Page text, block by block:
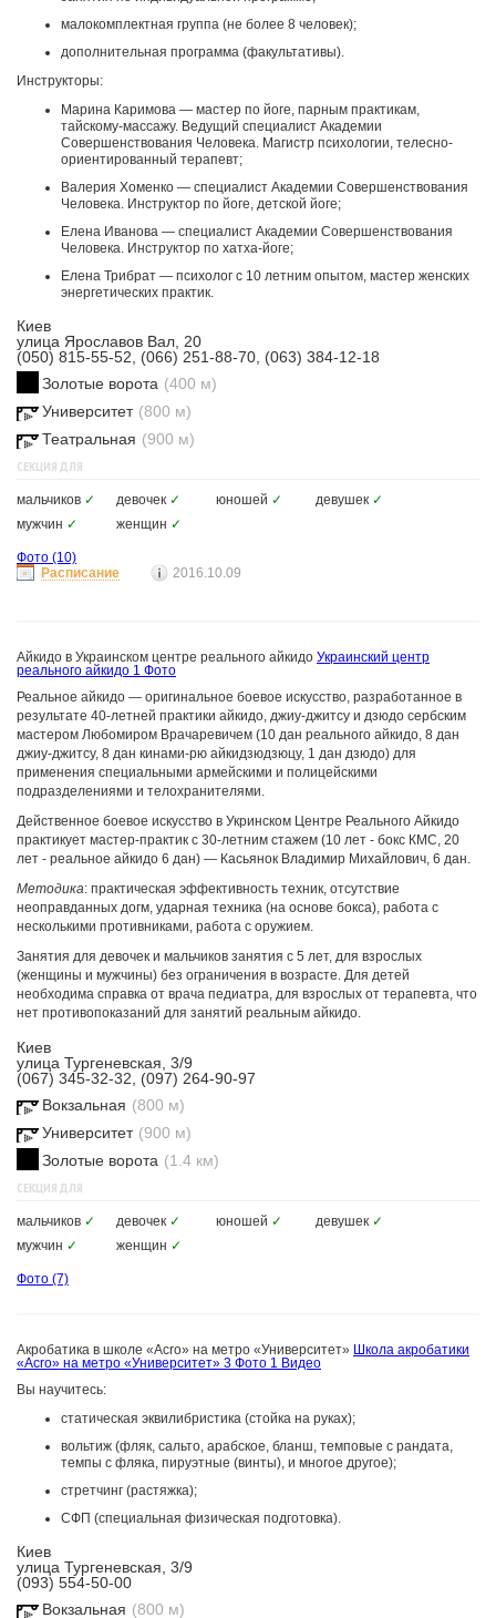
малокомплектная группа (не более 8 человек);
дополнительная программа (факультативы).
Инструкторы:
Марина Каримова — мастер по йоге, парным практикам,
тайскому-массажу. Ведущий специалист Академии
Совершенствования Человека. Магистр психологии, телесно-
ориентированный терапевт;
Валерия Хоменко — специалист Академии Совершенствования
Человека. Инструктор по йоге, детской йоге;
Елена Иванова — специалист Академии Совершенствования
Человека. Инструктор по хатха-йоге;
Елена Трибрат — психолог с 10 летним опытом, мастер женских
энергетических практик.
Киев
улица Ярославов Вал, 20
(050) 815-55-52, (066) 251-88-70, (063) 384-12-18
Золотые ворота (400 м)
Университет (800 м)
Театральная (900 м)
СЕКЦИЯ ДЛЯ
мальчиков ✓ девочек ✓ юношей ✓ девушек ✓
мужчин ✓ женщин ✓
Фото (10)
Расписание
2016.10.09
Айкидо в Украинском центре реального айкидо Украинский центр
реального айкидо 1 Фото
Реальное айкидо — оригинальное боевое искусство, разработанное в
результате 40-летней практики айкидо, джиу-джитсу и дзюдо сербским
мастером Любомиром Врачаревичем (10 дан реального айкидо, 8 дан
джиу-джитсу, 8 дан кинами-рю айкидзюдзюцу, 1 дан дзюдо) для
применения специальными армейскими и полицейскими
подразделениями и телохранителями.
Действенное боевое искусство в Укринском Центре Реального Айкидо
практикует мастер-практик с 30-летним стажем (10 лет - бокс КМС, 20
лет - реальное айкидо 6 дан) — Касьянок Владимир Михайлович, 6 дан.
Методика: практическая эффективность техник, отсутствие
неоправданных догм, ударная техника (на основе бокса), работа с
несколькими противниками, работа с оружием.
Занятия для девочек и мальчиков занятия с 5 лет, для взрослых
(женщины и мужчины) без ограничения в возрасте. Для детей
необходима справка от врача педиатра, для взрослых от терапевта, что
нет противопоказаний для занятий реальным айкидо.
Киев
улица Тургеневская, 3/9
(067) 345-32-32, (097) 264-90-97
Вокзальная (800 м)
Университет (900 м)
Золотые ворота (1.4 км)
СЕКЦИЯ ДЛЯ
мальчиков ✓ девочек ✓ юношей ✓ девушек ✓
мужчин ✓ женщин ✓
Фото (7)
Акробатика в школе «Acro» на метро «Университет» Школа акробатики
«Acro» на метро «Университет» 3 Фото 1 Видео
Вы научитесь:
статическая эквилибристика (стойка на руках);
вольтиж (фляк, сальто, арабское, бланш, темповые с рандата,
темпы с фляка, пируэтные (винты), и многое другое);
стретчинг (растяжка);
СФП (специальная физическая подготовка).
Киев
улица Тургеневская, 3/9
(093) 554-50-00
Вокзальная (800 м)